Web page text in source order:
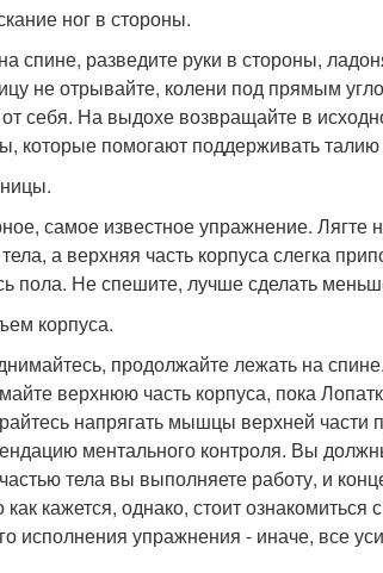
ног в стороны.
спине, разведите руки в стороны,
не отрывайте, колени под прямым
себя. На выдохе возвращайте в
которые помогают поддерживать
самое известное упражнение. Лягте
а верхняя часть корпуса слегка
пола. Не спешите, лучше сделать
корпуса.
продолжайте лежать на
верхнюю часть корпуса, пока
напрягать мышцы верхней
ментального контроля. Вы
тела вы выполняете работу, и
как кажется, однако, стоит
исполнения упражнения - иначе, все